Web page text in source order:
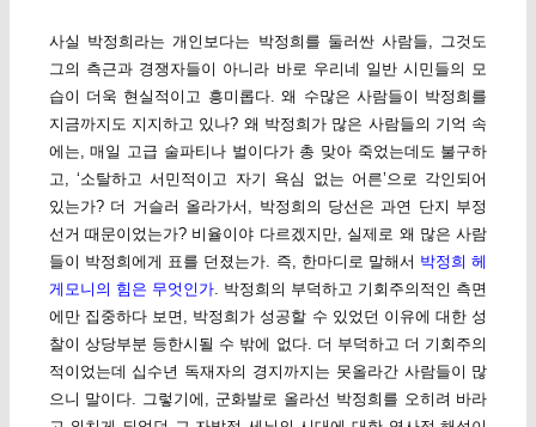
사실 박정희라는 개인보다는 박정희를 둘러싼 사람들, 그것도
그의 측근과 경쟁자들이 아니라 바로 우리네 일반 시민들의 모
습이 더욱 현실적이고 흥미롭다. 왜 수많은 사람들이 박정희를
지금까지도 지지하고 있나? 왜 박정희가 많은 사람들의 기억 속
에는, 매일 고급 술파티나 벌이다가 총 맞아 죽었는데도 불구하
고, ‘소탈하고 서민적이고 자기 욕심 없는 어른’으로 각인되어
있는가? 더 거슬러 올라가서, 박정희의 당선은 과연 단지 부정
선거 때문이었는가? 비율이야 다르겠지만, 실제로 왜 많은 사람
들이 박정희에게 표를 던졌는가. 즉, 한마디로 말해서 박정희 헤
게모니의 힘은 무엇인가. 박정희의 부덕하고 기회주의적인 측면
에만 집중하다 보면, 박정희가 성공할 수 있었던 이유에 대한 성
찰이 상당부분 등한시될 수 밖에 없다. 더 부덕하고 더 기회주의
적이었는데 십수년 독재자의 경지까지는 못올라간 사람들이 많
으니 말이다. 그렇기에, 군화발로 올라선 박정희를 오히려 바라